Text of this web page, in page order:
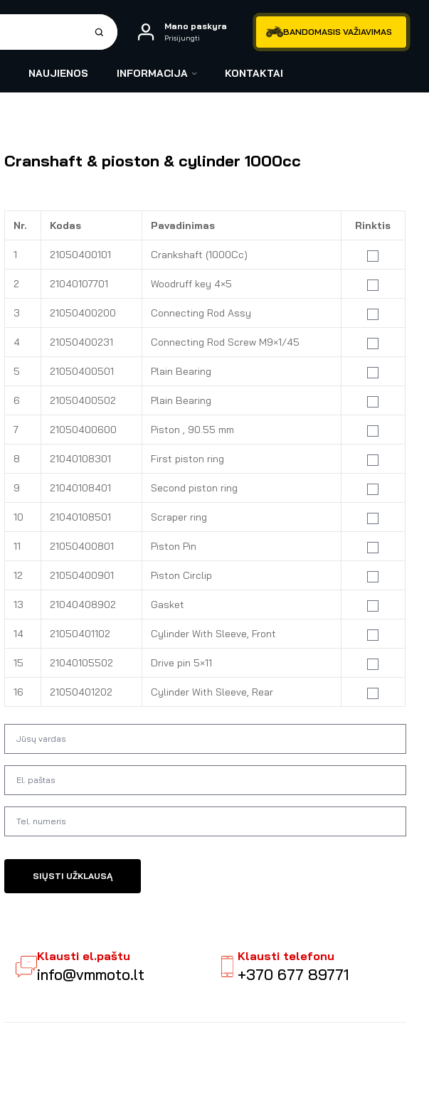
Mano paskyra
Prisijungti
BANDOMASIS VAŽIAVIMAS
NAUJIENOS INFORMACIJA KONTAKTAI
Cranshaft & pioston & cylinder 1000cc
Nr. Kodas Pavadinimas Rinktis
1 21050400101 Crankshaft (1000Cc)
2 21040107701 Woodruff key 4×5
3 21050400200 Connecting Rod Assy
4 21050400231 Connecting Rod Screw M9×1/45
5 21050400501 Plain Bearing
6 21050400502 Plain Bearing
7 21050400600 Piston , 90.55 mm
8 21040108301 First piston ring
9 21040108401 Second piston ring
10 21040108501 Scraper ring
11 21050400801 Piston Pin
12 21050400901 Piston Circlip
13 21040408902 Gasket
14 21050401102 Cylinder With Sleeve, Front
15 21040105502 Drive pin 5×11
16 21050401202 Cylinder With Sleeve, Rear
SIŲSTI UŽKLAUSĄ
Klausti el.paštu
info@vmmoto.lt
Klausti telefonu
+370 677 89771